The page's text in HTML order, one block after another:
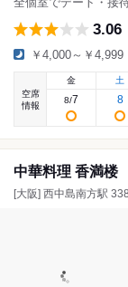
3.06
￥4,000～￥4,999
空席
情報
金
8/7
土
8
中華料理 香満楼
[大阪] 西中島南方駅